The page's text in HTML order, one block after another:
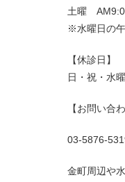
土曜
※水曜日の
【休診日】
日・祝・水
【お問い合わ
03-5876-
金町周辺や